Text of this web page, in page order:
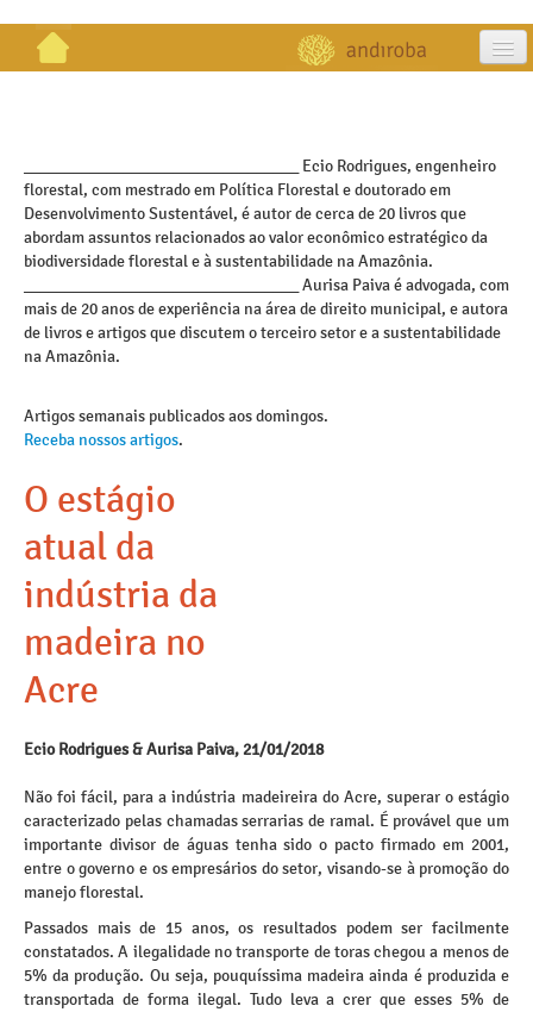
publicações
galeria
contato
_________________________________ Ecio Rodrigues, engenheiro
florestal, com mestrado em Política Florestal e doutorado em
Desenvolvimento Sustentável, é autor de cerca de 20 livros que
abordam assuntos relacionados ao valor econômico estratégico da
biodiversidade florestal e à sustentabilidade na Amazônia.
_________________________________ Aurisa Paiva é advogada, com
mais de 20 anos de experiência na área de direito municipal, e autora
de livros e artigos que discutem o terceiro setor e a sustentabilidade
na Amazônia.
Artigos semanais publicados aos domingos.
Receba nossos artigos.
O estágio
atual da
indústria da
madeira no
Acre
Ecio Rodrigues & Aurisa Paiva, 21/01/2018
Não foi fácil, para a indústria madeireira do Acre, superar o estágio
caracterizado pelas chamadas serrarias de ramal. É provável que um
importante divisor de águas tenha sido o pacto firmado em 2001,
entre o governo e os empresários do setor, visando-se à promoção do
manejo florestal.
Passados mais de 15 anos, os resultados podem ser facilmente
constatados. A ilegalidade no transporte de toras chegou a menos de
5% da produção. Ou seja, pouquíssima madeira ainda é produzida e
transportada de forma ilegal. Tudo leva a crer que esses 5% de